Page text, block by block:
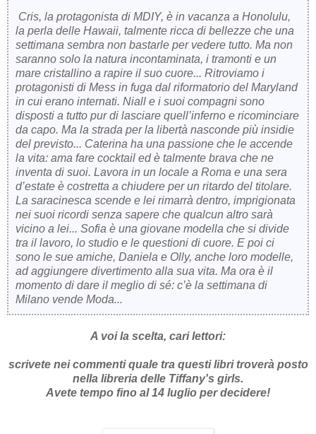
Cris, la protagonista di MDIY, è in vacanza a Honolulu,
la perla delle Hawaii, talmente ricca di bellezze che una
settimana sembra non bastarle per vedere tutto. Ma non
saranno solo la natura incontaminata, i tramonti e un
mare cristallino a rapire il suo cuore... Ritroviamo i
protagonisti di Mess in fuga dal riformatorio del Maryland
in cui erano internati. Niall e i suoi compagni sono
disposti a tutto pur di lasciare quell’inferno e ricominciare
da capo. Ma la strada per la libertà nasconde più insidie
del previsto... Caterina ha una passione che le accende
la vita: ama fare cocktail ed è talmente brava che ne
inventa di suoi. Lavora in un locale a Roma e una sera
d’estate è costretta a chiudere per un ritardo del titolare.
La saracinesca scende e lei rimarrà dentro, imprigionata
nei suoi ricordi senza sapere che qualcun altro sarà
vicino a lei... Sofia è una giovane modella che si divide
tra il lavoro, lo studio e le questioni di cuore. E poi ci
sono le sue amiche, Daniela e Olly, anche loro modelle,
ad aggiungere divertimento alla sua vita. Ma ora è il
momento di dare il meglio di sé: c’è la settimana di
Milano vende Moda...
A voi la scelta, cari lettori:
scrivete nei commenti quale tra questi libri troverà posto
nella libreria delle Tiffany's girls.
Avete tempo fino al 14 luglio per decidere!